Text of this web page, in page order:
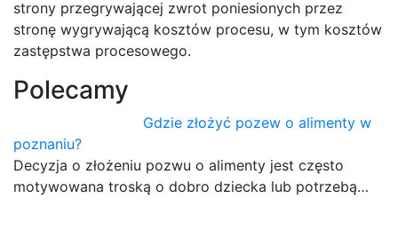
strony przegrywającej zwrot poniesionych przez
stronę wygrywającą kosztów procesu, w tym kosztów
zastępstwa procesowego.
Polecamy
Gdzie złożyć pozew o alimenty w
poznaniu?
Decyzja o złożeniu pozwu o alimenty jest często
motywowana troską o dobro dziecka lub potrzebą…